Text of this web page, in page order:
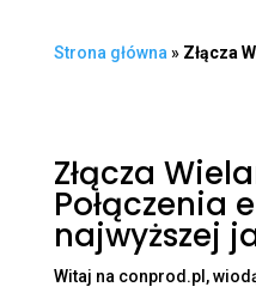
Strona główna » Złącza
Złącza
Połączenia
najwyższej
Witaj na conprod.pl,